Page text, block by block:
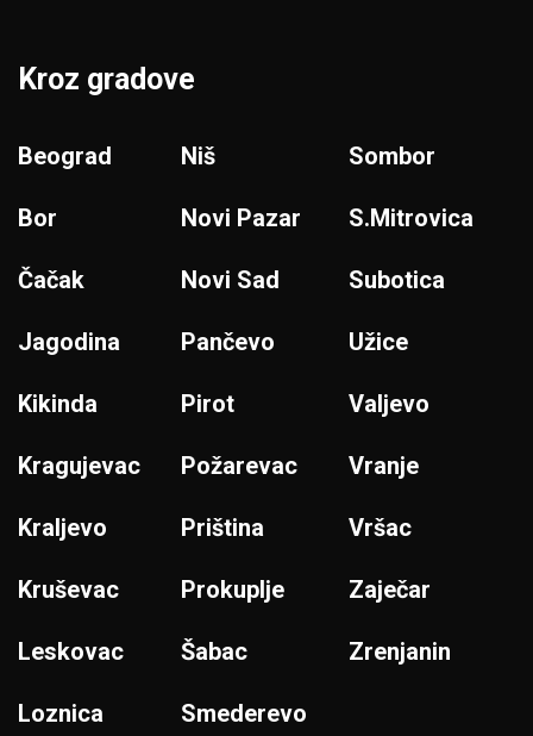
Kroz gradove
Beograd
Bor
Čačak
Jagodina
Kikinda
Kragujevac
Kraljevo
Kruševac
Leskovac
Loznica
Niš
Novi Pazar
Novi Sad
Pančevo
Pirot
Požarevac
Priština
Prokuplje
Šabac
Smederevo
Sombor
S.Mitrovica
Subotica
Užice
Valjevo
Vranje
Vršac
Zaječar
Zrenjanin